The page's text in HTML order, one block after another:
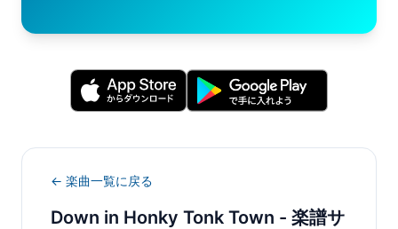
← 楽曲一覧に戻る
Down in Honky Tonk Town - 楽譜サ